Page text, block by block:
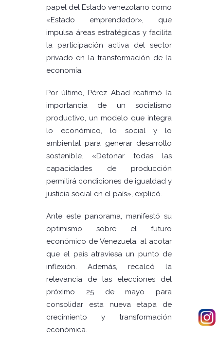
papel del Estado venezolano como
«Estado emprendedor», que
impulsa áreas estratégicas y facilita
la participación activa del sector
privado en la transformación de la
economía.
Por último, Pérez Abad reafirmó la
importancia de un socialismo
productivo, un modelo que integra
lo económico, lo social y lo
ambiental para generar desarrollo
sostenible. «Detonar todas las
capacidades de producción
permitirá condiciones de igualdad y
justicia social en el país», explicó.
Ante este panorama, manifestó su
optimismo sobre el futuro
económico de Venezuela, al acotar
que el país atraviesa un punto de
inflexión. Además, recalcó la
relevancia de las elecciones del
próximo 25 de mayo para
consolidar esta nueva etapa de
crecimiento y transformación
económica.